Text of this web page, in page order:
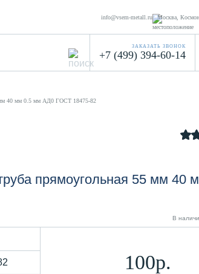
info@vsem-metall.ru Москва,
ЗАКАЗАТЬ ЗВОНОК
+7 (499) 394-60-14
мм 40 мм 0.5 мм АД0 ГОСТ 18475-82
прямоугольная 55 мм 40
В
100р.